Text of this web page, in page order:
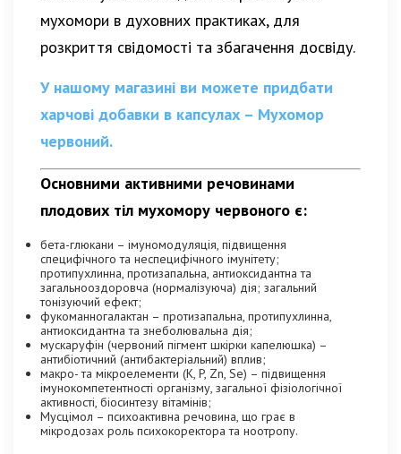
мухомори в духовних практиках, для
розкриття свідомості та збагачення досвіду.
У нашому магазині ви можете придбати
харчові добавки в капсулах – Мухомор
червоний.
Основними активними речовинами
плодових тіл мухомору червоного є:
бета-глюкани – імуномодуляція, підвищення
специфічного та неспецифічного імунітету;
протипухлинна, протизапальна, антиоксидантна та
загальнооздоровча (нормалізуюча) дія; загальний
тонізуючий ефект;
фукоманногалактан – протизапальна, протипухлинна,
антиоксидантна та знеболювальна дія;
мускаруфін (червоний пігмент шкірки капелюшка) –
антибіотичний (антибактеріальний) вплив;
макро- та мікроелементи (K, P, Zn, Se) – підвищення
імунокомпетентності організму, загальної фізіологічної
активності, біосинтезу вітамінів;
Мусцімол – психоактивна речовина, що грає в
мікродозах роль психокоректора та ноотропу.